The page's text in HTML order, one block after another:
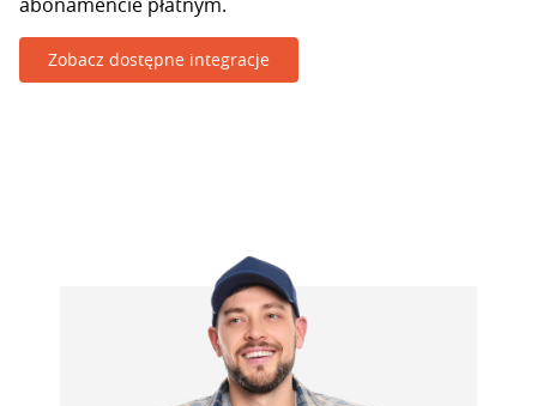
Zobacz dostępne integracje